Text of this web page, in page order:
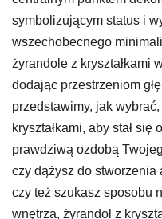
symbolizującym status i
wszechobecnego
żyrandole z kryształkami
dodając przestrzeniom
przedstawimy, jak
kryształkami, aby stał się
prawdziwą ozdobą
czy dążysz do stworzenia
czy też szukasz sposobu
wnętrza, żyrandol z